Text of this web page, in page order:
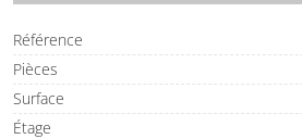
Référence
Pièces
Surface
Étage